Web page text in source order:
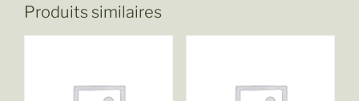
Produits similaires